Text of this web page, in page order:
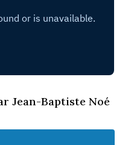
Jean-Baptiste Noé